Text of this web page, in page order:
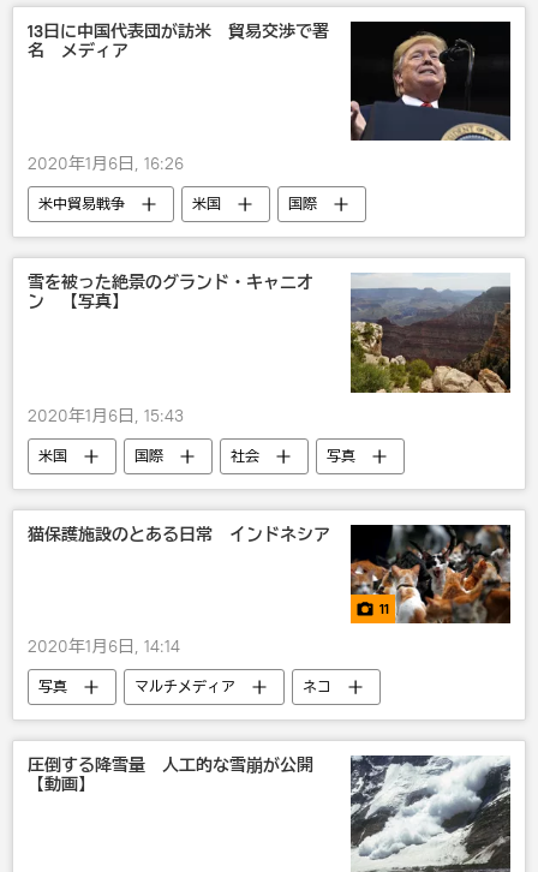
13日に中国代表団が訪米 貿易交渉で署
名 メディア
2020年1月6日, 16:26
米中貿易戦争 米国
国際
アジア
政治 中国 経済
雪を被った絶景のグランド・キャニオ
ン 【写真】
2020年1月6日, 15:43
米国 国際 社会 写真
猫保護施設のとある日常 インドネシア
11
2020年1月6日, 14:14
写真 マルチメディア
ネコ
インドネシア
圧倒する降雪量 人工的な雪崩が公開
【動画】